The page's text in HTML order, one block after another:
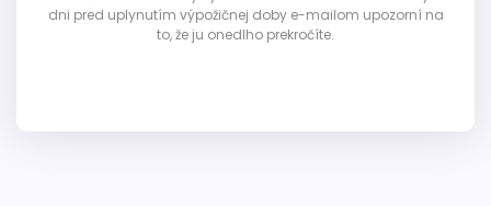
dni pred uplynutím výpožičnej doby e-mailom upozorní na
to, že ju onedlho prekročíte.